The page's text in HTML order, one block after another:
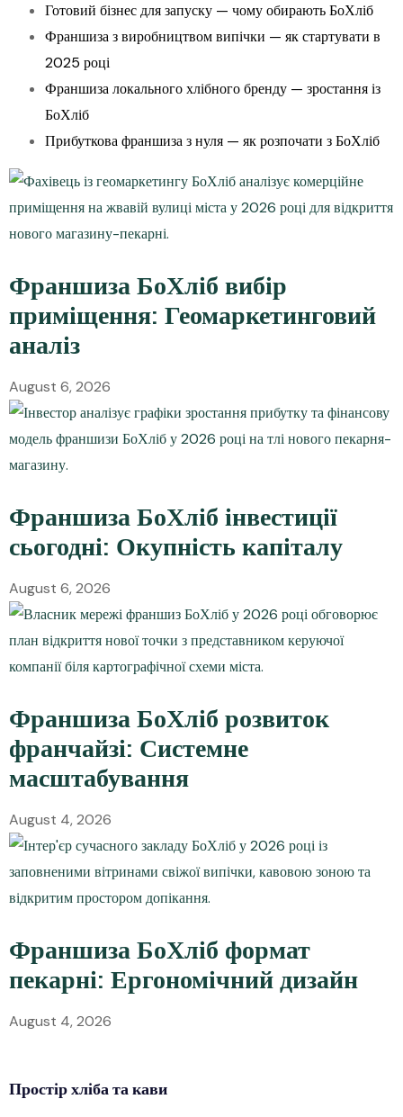
Готовий бізнес для запуску — чому обирають БоХліб
Франшиза з виробництвом випічки — як стартувати в
2025 році
Франшиза локального хлібного бренду — зростання із
БоХліб
Прибуткова франшиза з нуля — як розпочати з БоХліб
Франшиза БоХліб вибір
приміщення: Геомаркетинговий
аналіз
August 6, 2026
Франшиза БоХліб інвестиції
сьогодні: Окупність капіталу
August 6, 2026
Франшиза БоХліб розвиток
франчайзі: Системне
масштабування
August 4, 2026
Франшиза БоХліб формат
пекарні: Ергономічний дизайн
August 4, 2026
Простірхлібата кави